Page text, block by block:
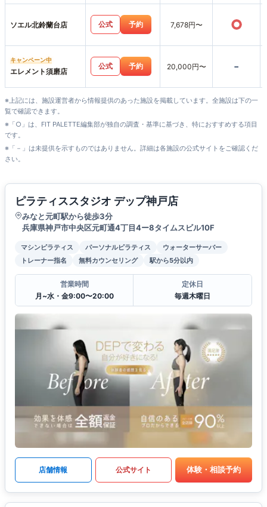
ソエル北鈴蘭台店 公式 予約 7,678円〜 ○
キャンペーン中
エレメント須磨店
公式 予約 20,000円〜 -
※上記には、施設運営者から情報提供のあった施設を掲載しています。全施設は下の一
覧で確認できます。
※「○」は、FIT PALETTE編集部が独自の調査・基準に基づき、特におすすめする項目
です。
※「－」は未提供を示すものではありません。詳細は各施設の公式サイトをご確認くだ
さい。
ピラティススタジオ デップ神戸店
みなと元町駅から徒歩3分
兵庫県神戸市中央区元町通4丁目4ー8タイムスビル10F
マシンピラティス パーソナルピラティス
ウォーターサーバー
トレーナー指名
無料カウンセリング 駅から5分以内
営業時間
月~水・金9:00〜20:00
定休日
毎週木曜日
店舗情報 公式サイト 体験・相談予約